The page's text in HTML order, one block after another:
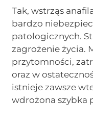
Tak, wstrząs
bardzo
patologicznych.
zagrożenie życia.
przytomności,
oraz w
istnieje zawsze
wdrożona szybka